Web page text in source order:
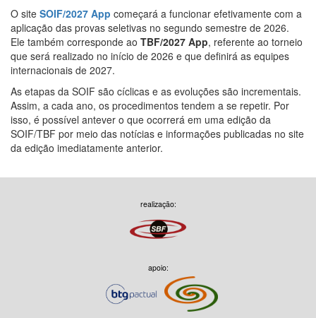
O site SOIF/2027 App começará a funcionar efetivamente com a
aplicação das provas seletivas no segundo semestre de 2026.
Ele também corresponde ao TBF/2027 App, referente ao torneio
que será realizado no início de 2026 e que definirá as equipes
internacionais de 2027.
As etapas da SOIF são cíclicas e as evoluções são incrementais.
Assim, a cada ano, os procedimentos tendem a se repetir. Por
isso, é possível antever o que ocorrerá em uma edição da
SOIF/TBF por meio das notícias e informações publicadas no site
da edição imediatamente anterior.
realização:
apoio: